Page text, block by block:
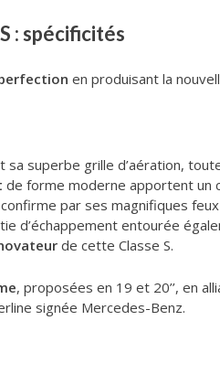
: spécificités
en produisant la
sa superbe grille d’aération,
de forme moderne apportent un
confirme par ses magnifiques
d’échappement entourée
de cette Classe S.
, proposées en 19 et 20’’, en
signée Mercedes-Benz.